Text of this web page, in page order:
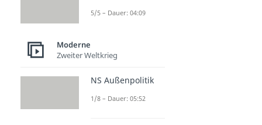
5/5 – Dauer: 04:09
Moderne
Zweiter Weltkrieg
NS Außenpolitik
1/8 – Dauer: 05:52